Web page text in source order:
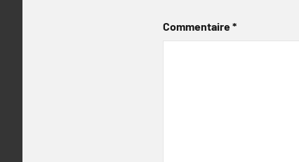
Commentaire*